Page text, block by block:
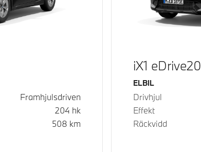
Framhjulsdriven
204 hk
508 km
iX1 eDrive20
Bränsle
ELBIL
Drivhjul
Effekt
Räckvidd